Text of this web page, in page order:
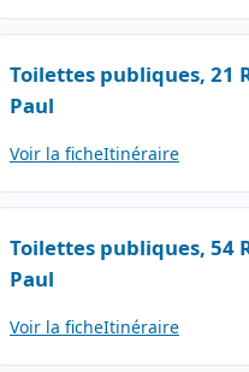
Toilettes publiques, 21
Paul
Voir la ficheItinéraire
Toilettes publiques, 54
Paul
Voir la ficheItinéraire